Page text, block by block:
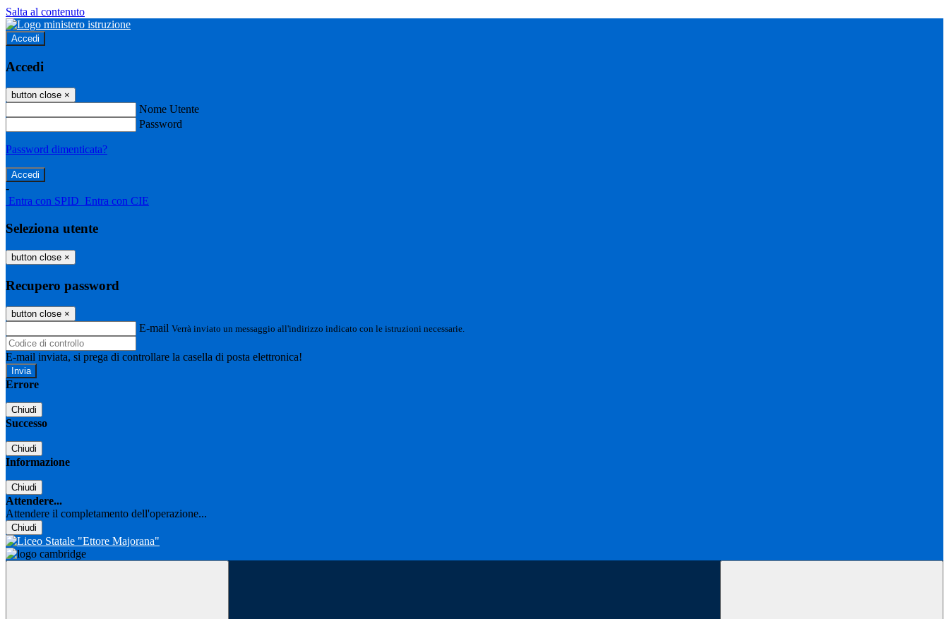
Salta al contenuto
Accedi
Accedi
button close ×
Nome Utente
Password
Password dimenticata?
-
Entra con SPID Entra con CIE
Seleziona utente
button close ×
Recupero password
button close ×
E-mail Verrà inviato un messaggio all'indirizzo indicato con le istruzioni necessarie.
E-mail inviata, si prega di controllare la casella di posta elettronica!
Errore
Chiudi
Successo
Chiudi
Informazione
Chiudi
Attendere...
Attendere il completamento dell'operazione...
Chiudi